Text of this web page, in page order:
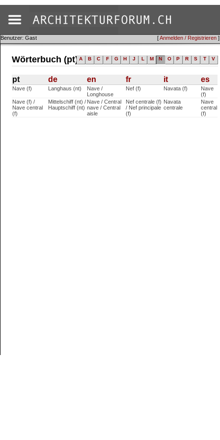
[Anmelden / Registrieren ]
Benutzer: Gast
Wörterbuch (pt) A B C F G H J L M N O P R S T V
pt de en fr it es
Nave (f) Langhaus (nt)
Nave /
Longhouse
Nef (f) Navata (f)
Nave
(f)
Nave (f) /
Nave central
(f)
Mittelschiff (nt) /
Hauptschiff (nt)
Nave / Central
nave / Central
aisle
Nef centrale (f)
/ Nef principale
(f)
Navata
centrale
Nave
central
(f)